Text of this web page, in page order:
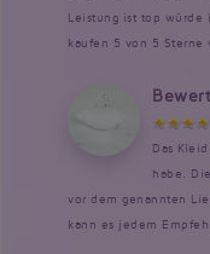
Leistung ist top
kaufen 5 von 5 Sterne
Das
habe.
vor dem genannten
kann es jedem